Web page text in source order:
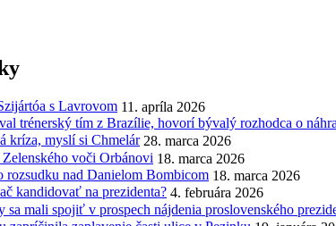
s Lavrovom 11. apríla 2026
trénerský tím z Brazílie, hovorí bývalý rozhodca o
kríza, myslí si Chmelár 28. marca 2026
voči Orbánovi 18. marca 2026
rozsudku nad Danielom Bombicom 18. marca 2026
kandidovať na prezidenta? 4. februára 2026
sa mali spojiť v prospech nájdenia proslovenského